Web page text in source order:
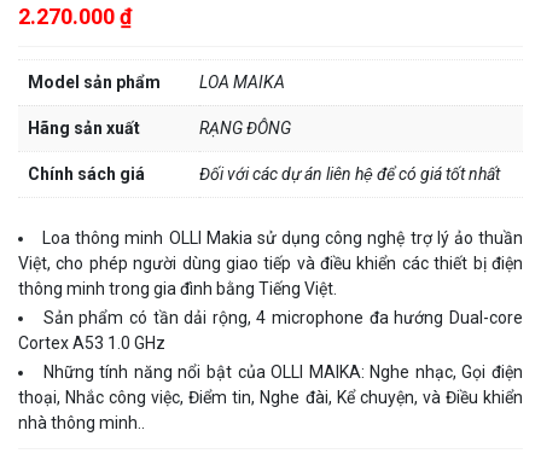
2.270.000 ₫
Model sản phẩm LOA MAIKA
Hãng sản xuất RẠNG ĐÔNG
Chính sách giá Đối với các dự án liên hệ để có giá tốt nhất
Loa thông minh OLLI Makia sử dụng công nghệ trợ lý ảo thuần
Việt, cho phép người dùng giao tiếp và điều khiển các thiết bị điện
thông minh trong gia đình bằng Tiếng Việt.
Sản phẩm có tần dải rộng, 4 microphone đa hướng Dual-core
Cortex A53 1.0 GHz
Những tính năng nổi bật của OLLI MAIKA: Nghe nhạc, Gọi điện
thoại, Nhắc công việc, Điểm tin, Nghe đài, Kể chuyện, và Điều khiển
nhà thông minh..